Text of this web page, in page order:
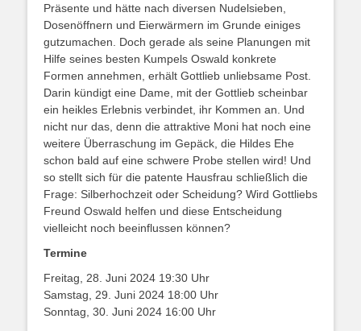
Präsente und hätte nach diversen Nudelsieben,
Dosenöffnern und Eierwärmern im Grunde einiges
gutzumachen. Doch gerade als seine Planungen mit
Hilfe seines besten Kumpels Oswald konkrete
Formen annehmen, erhält Gottlieb unliebsame Post.
Darin kündigt eine Dame, mit der Gottlieb scheinbar
ein heikles Erlebnis verbindet, ihr Kommen an. Und
nicht nur das, denn die attraktive Moni hat noch eine
weitere Überraschung im Gepäck, die Hildes Ehe
schon bald auf eine schwere Probe stellen wird! Und
so stellt sich für die patente Hausfrau schließlich die
Frage: Silberhochzeit oder Scheidung? Wird Gottliebs
Freund Oswald helfen und diese Entscheidung
vielleicht noch beeinflussen können?
Termine
Freitag, 28. Juni 2024 19:30 Uhr
Samstag, 29. Juni 2024 18:00 Uhr
Sonntag, 30. Juni 2024 16:00 Uhr